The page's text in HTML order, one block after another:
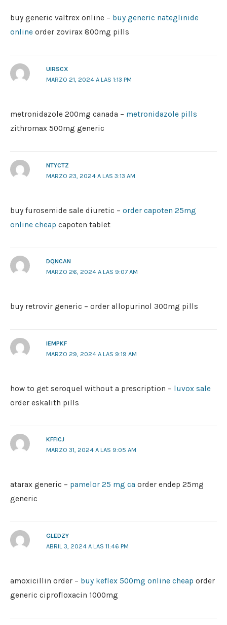
buy generic valtrex online – buy generic nateglinide
online order zovirax 800mg pills
UIRSCX
MARZO 21, 2024 A LAS 1:13 PM
metronidazole 200mg canada – metronidazole pills
zithromax 500mg generic
NTYCTZ
MARZO 23, 2024 A LAS 3:13 AM
buy furosemide sale diuretic – order capoten 25mg
online cheap capoten tablet
DQNCAN
MARZO 26, 2024 A LAS 9:07 AM
buy retrovir generic – order allopurinol 300mg pills
IEMPKF
MARZO 29, 2024 A LAS 9:19 AM
how to get seroquel without a prescription – luvox sale
order eskalith pills
KFFICJ
MARZO 31, 2024 A LAS 9:05 AM
atarax generic – pamelor 25 mg ca order endep 25mg
generic
GLEDZY
ABRIL 3, 2024 A LAS 11:46 PM
amoxicillin order – buy keflex 500mg online cheap order
generic ciprofloxacin 1000mg